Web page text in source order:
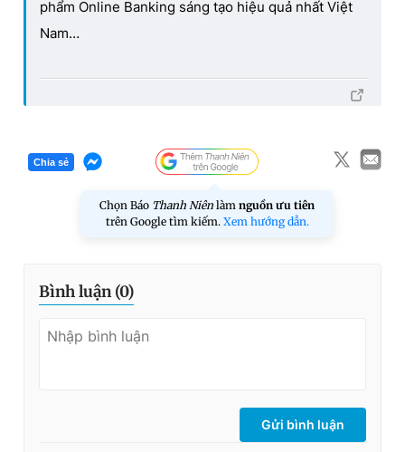
phẩm Online Banking sáng tạo hiệu quả nhất Việt
Nam…
Chia sẻ
Chọn Báo Thanh Niên làm nguồn ưu tiên
trên Google tìm kiếm. Xem hướng dẫn.
Bình luận (0)
Gửi bình luận